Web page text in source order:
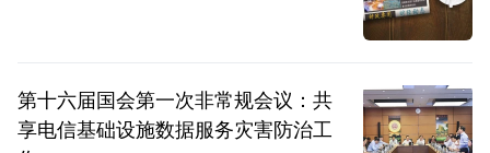
第十六届国会第一次非常规会议：共
享电信基础设施数据服务灾害防治工